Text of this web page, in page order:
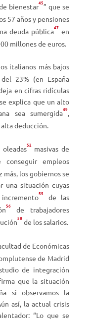
bienestar45” que se
57 años y pensiones
deuda pública47 en
millones de euros.
italianos más bajos
23% (en España
en cifras ridículas
explica que un alto
sea sumergida49,
deducción.
52masivas de
empleos
más, los gobiernos se
una situación cuyas
55
de las
56de trabajadores
58 de los salarios.
de Económicas
de Madrid
de integración
que la situación
si observamos la
así, la actual crisis
“Lo que se